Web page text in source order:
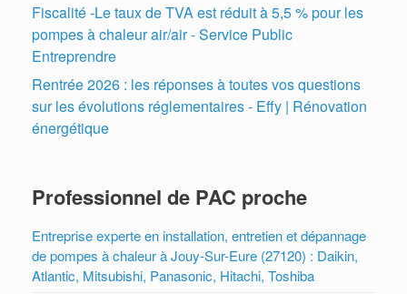
Fiscalité -Le taux de TVA est réduit à 5,5 % pour les
pompes à chaleur air/air - Service Public
Entreprendre
Rentrée 2026 : les réponses à toutes vos questions
sur les évolutions réglementaires - Effy | Rénovation
énergétique
Professionnel de PAC proche
Entreprise experte en installation, entretien et dépannage
de pompes à chaleur à Jouy-Sur-Eure (27120) : Daikin,
Atlantic, Mitsubishi, Panasonic, Hitachi, Toshiba